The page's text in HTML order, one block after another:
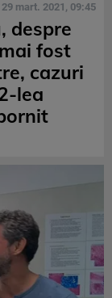
29 mart. 2021, 09:45
despre
fost
cazuri
lea